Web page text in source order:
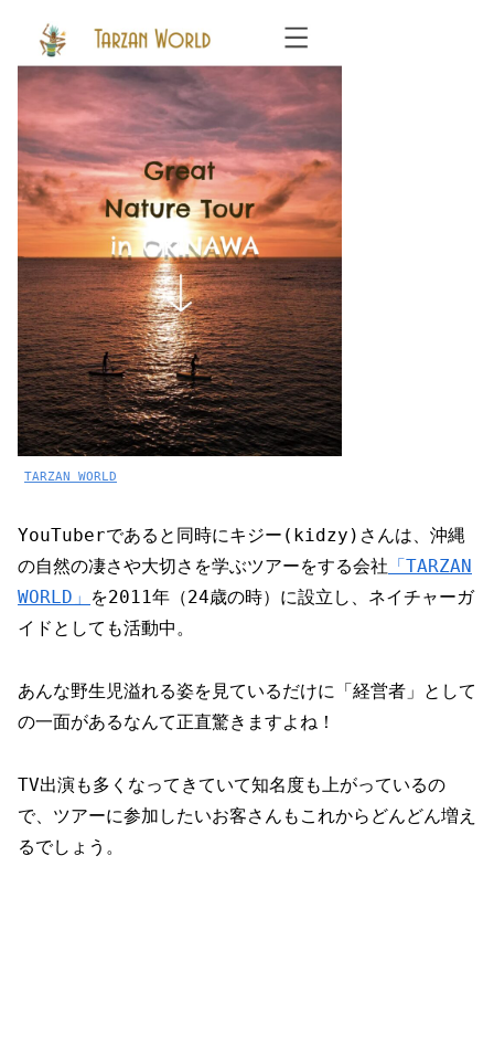
TARZAN WORLD
YouTuberであると同時にキジー(kidzy)さんは、沖縄
の自然の凄さや大切さを学ぶツアーをする会社 「TARZAN
WORLD」 を2011年（24歳の時）に設立し、ネイチャーガ
イドとしても活動中。
あんな野生児溢れる姿を見ているだけに「経営者」として
の一面があるなんて正直驚きますよね！
TV出演も多くなってきていて知名度も上がっているの
で、ツアーに参加したいお客さんもこれからどんどん増え
るでしょう。